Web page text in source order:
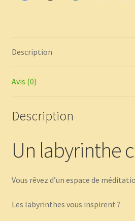
Description
Avis (0)
Description
Un labyrinthe
Vous rêvez d’un espace de
Les labyrinthes vous inspirent ?